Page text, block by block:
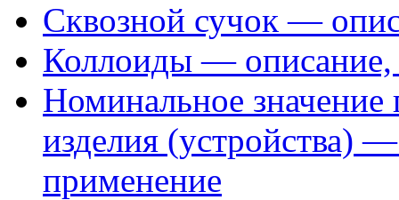
Сквозной сучок —
Коллоиды — описание,
Номинальное значение
изделия (устройства)
применение